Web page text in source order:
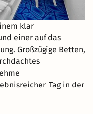
klar
einer auf das
Großzügige Betten,
Tag in der